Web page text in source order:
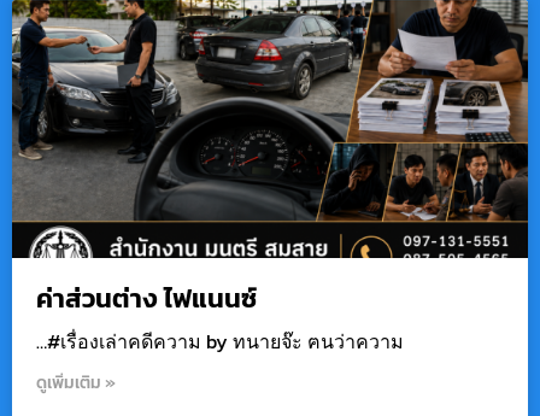
ค่าส่วนต่าง ไฟแนนซ์
…#เรื่องเล่าคดีความ by ทนายจ๊ะ ฅนว่าความ
ดูเพิ่มเติม »